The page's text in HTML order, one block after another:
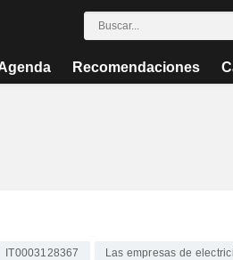
Recomendaciones
IT0003128367 Las empresas de